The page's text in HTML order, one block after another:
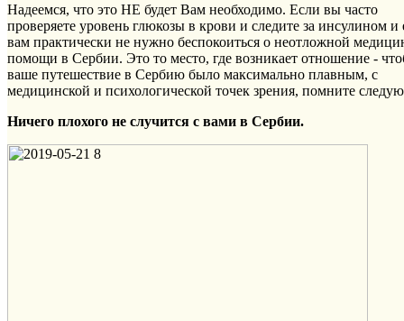
Надеемся, что это НЕ будет Вам необходимо. Если вы часто
проверяете уровень глюкозы в крови и следите за инсулином и
вам практически не нужно беспокоиться о неотложной
помощи в Сербии. Это то место, где возникает отношение -
ваше путешествие в Сербию было максимально плавным, с
медицинской и психологической точек зрения, помните
Ничего плохого не случится с вами в Сербии.